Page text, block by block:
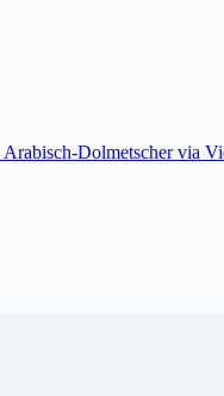
Dolmetscher via